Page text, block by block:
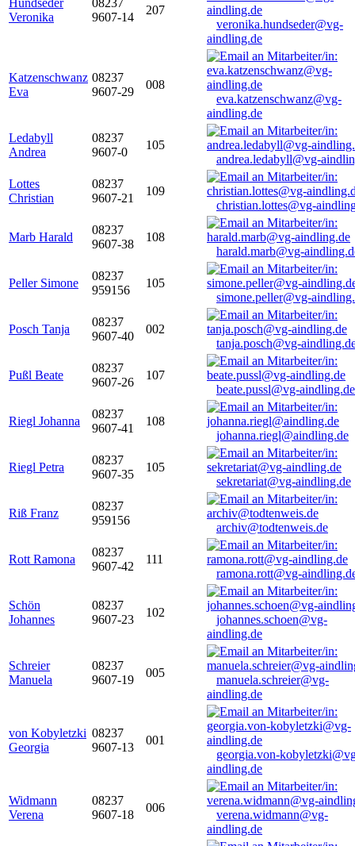
Hundseder
Veronika
08237
9607-14
207
veronika.hundseder@vg-
aindling.de
Katzenschwanz
Eva
08237
9607-29
008
eva.katzenschwanz@vg-
aindling.de
Ledabyll
Andrea
08237
9607-0
105
andrea.ledabyll@vg-
Lottes
Christian
08237
9607-21
109
christian.lottes@vg-
Marb Harald
08237
9607-38
108
harald.marb@vg-
Peller Simone
08237
959156
105
simone.peller@vg-
Posch Tanja
08237
9607-40
002
tanja.posch@vg-
Pußl Beate
08237
9607-26
107
beate.pussl@vg-aindling.de
Riegl Johanna
08237
9607-41
108
johanna.riegl@aindling.de
Riegl Petra
08237
9607-35
105
sekretariat@vg-aindling.de
Riß Franz
08237
959156
archiv@todtenweis.de
Rott Ramona
08237
9607-42
111
ramona.rott@vg-
Schön
Johannes
08237
9607-23
102
johannes.schoen@vg-
aindling.de
Schreier
Manuela
08237
9607-19
005
manuela.schreier@vg-
aindling.de
von Kobyletzki
Georgia
08237
9607-13
001
georgia.von-
aindling.de
Widmann
Verena
08237
9607-18
006
verena.widmann@vg-
aindling.de